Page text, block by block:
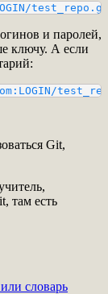
и паролей,
ключу. А если
Git,
там есть
словарь